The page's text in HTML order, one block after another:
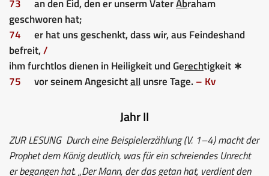
73
an den Eid, den er unserm VaterAbraham
geschworen hat;
74
er hat uns geschenkt, dass wir, aus Feindeshand
befreit,/
ihm furchtlos dienen in Heiligkeit und Gerechtigkeit ∗
75
vor seinem Angesichtall unsre Tage. – Kv
Jahr II
ZUR LESUNGDurch eine Beispielerzählung (V. 1–4) macht der
Prophet dem König deutlich, was für ein schreiendes Unrecht
er begangen hat. „Der Mann, der das getan hat, verdient den